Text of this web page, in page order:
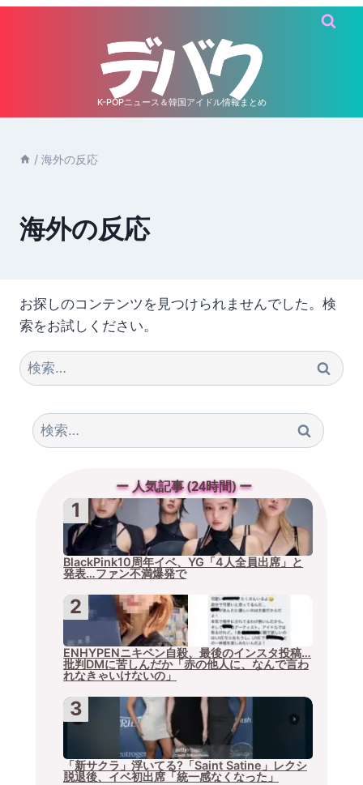
K-POPニュース＆韓国アイドル情報まとめ
/ 海外の反応
海外の反応
お探しのコンテンツを見つけられませんでした。検
索をお試しください。
検
索:
検
索:
ー 人気記事 (24時間) ー
BlackPink10周年イベ、YG「4人全員出席」と
発表…ファン不満爆発で
ENHYPENニキペン自殺、最後のインスタ投稿…
批判DMに苦しんだか「赤の他人に、なんで言わ
れなきゃいけないの」
「新サクラ」浮いてる?「Saint Satine」レクシ
脱退後、イベ初出席「統一感なくなった」